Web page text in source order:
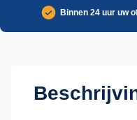
veerretour
Binnen 24 uur uw